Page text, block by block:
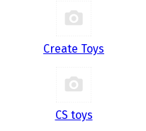
Create Toys
CS toys